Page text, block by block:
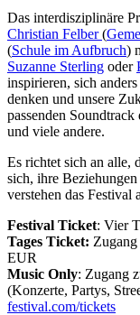
Das interdisziplinäre
Christian Felber(
(Schule im Aufbruch)
Suzanne Sterling oder
inspirieren, sich
denken und unsere
passenden
und viele andere.
Es richtet sich an alle,
sich, ihre
verstehen das Festival
Festival Ticket: Vier
Tages Ticket:
EUR
Music Only: Zugang
(Konzerte, Partys,
festival.com/tickets